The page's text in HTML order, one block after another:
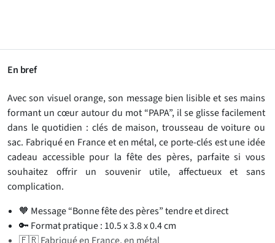
En bref
Avec son visuel orange, son message bien lisible et ses mains
formant un cœur autour du mot “PAPA”, il se glisse facilement
dans le quotidien : clés de maison, trousseau de voiture ou
sac. Fabriqué en France et en métal, ce porte-clés est une idée
cadeau accessible pour la fête des pères, parfaite si vous
souhaitez offrir un souvenir utile, affectueux et sans
complication.
🧡 Message “Bonne fête des pères” tendre et direct
🔑 Format pratique : 10.5 x 3.8 x 0.4 cm